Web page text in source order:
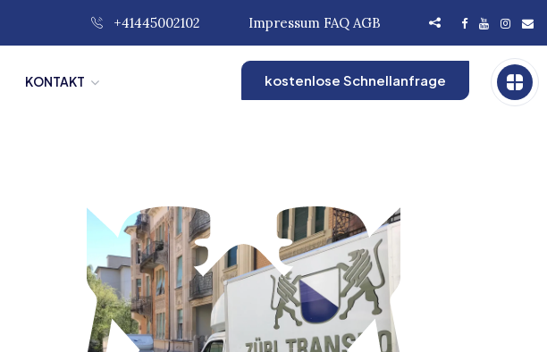
+41445002102 Impressum FAQ AGB
KONTAKT kostenlose Schnellanfrage